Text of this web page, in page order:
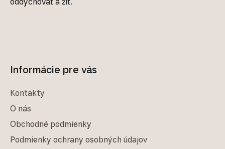
Informácie pre vás
Kontakty
O nás
Obchodné podmienky
Podmienky ochrany osobných údajov